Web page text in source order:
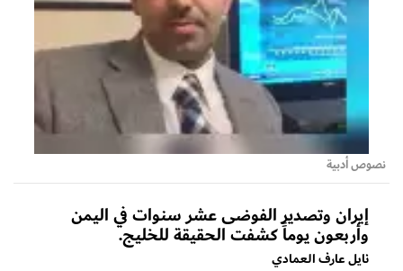
نصوص أدبية
إيران وتصدير الفوضى عشر سنوات في اليمن
وأربعون يوماً كشفت الحقيقة للخليج.
نايل عارف العمادي